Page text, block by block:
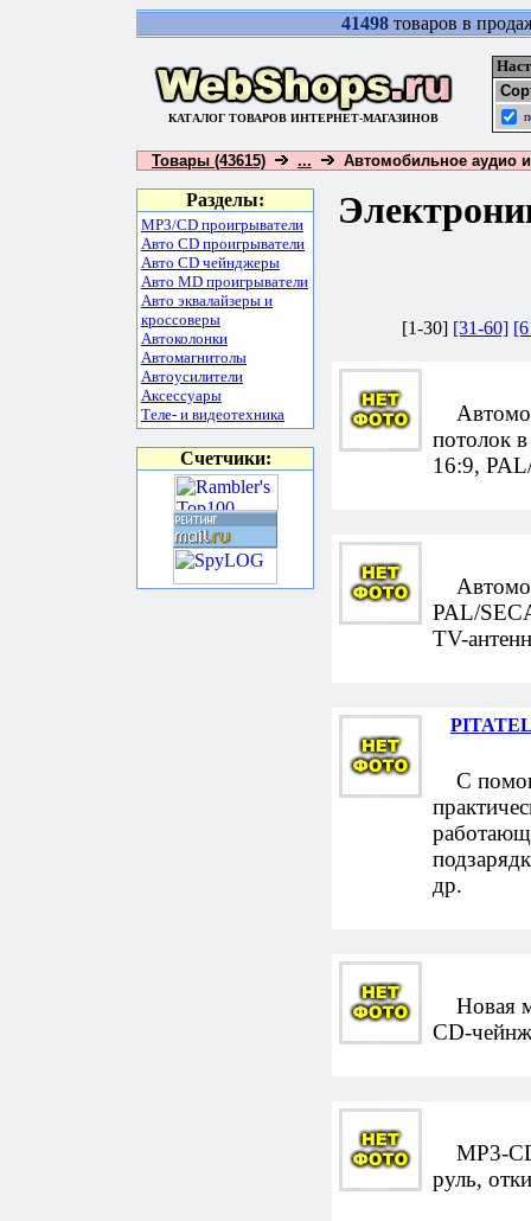
41498 товаров в
КАТАЛОГ ТОВАРОВ ИНТЕРНЕТ-МАГАЗИНОВ
Товары (43615) ... Автомобильное аудио
Разделы:
MP3/CD проигрыватели
Авто CD проигрыватели
Авто CD чейнджеры
Авто MD проигрыватели
Авто эквалайзеры и
кроссоверы
Автоколонки
Автомагнитолы
Автоусилители
Аксессуары
Теле- и видеотехника
Счетчики:
[1-30] [31-60]
потолок
16:9,
PAL/
TV-
PITATEL
С
др.
Новая
CD-
MP3-
руль,